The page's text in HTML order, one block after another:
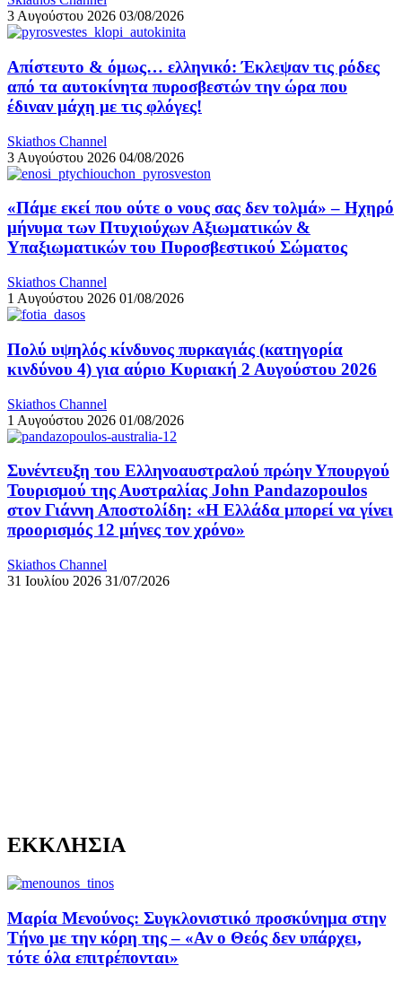
3 Αυγούστου 2026 03/08/2026
Απίστευτο & όμως… ελληνικό: Έκλεψαν τις ρόδες
από τα αυτοκίνητα πυροσβεστών την ώρα που
έδιναν μάχη με τις φλόγες!
Skiathos Channel
3 Αυγούστου 2026 04/08/2026
«Πάμε εκεί που ούτε ο νους σας δεν τολμά» – Ηχηρό
μήνυμα των Πτυχιούχων Αξιωματικών &
Υπαξιωματικών του Πυροσβεστικού Σώματος
Skiathos Channel
1 Αυγούστου 2026 01/08/2026
Πολύ υψηλός κίνδυνος πυρκαγιάς (κατηγορία
κινδύνου 4) για αύριο Κυριακή 2 Αυγούστου 2026
Skiathos Channel
1 Αυγούστου 2026 01/08/2026
Συνέντευξη του Ελληνοαυστραλού πρώην Υπουργού
Τουρισμού της Αυστραλίας John Pandazopoulos
στον Γιάννη Αποστολίδη: «Η Ελλάδα μπορεί να γίνει
προορισμός 12 μήνες τον χρόνο»
Skiathos Channel
31 Ιουλίου 2026 31/07/2026
ΕΚΚΛΗΣΙΑ
Μαρία Μενούνος: Συγκλονιστικό προσκύνημα στην
Τήνο με την κόρη της – «Αν ο Θεός δεν υπάρχει,
τότε όλα επιτρέπονται»